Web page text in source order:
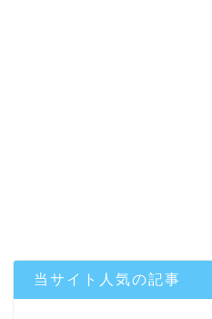
当サイト人気の記事